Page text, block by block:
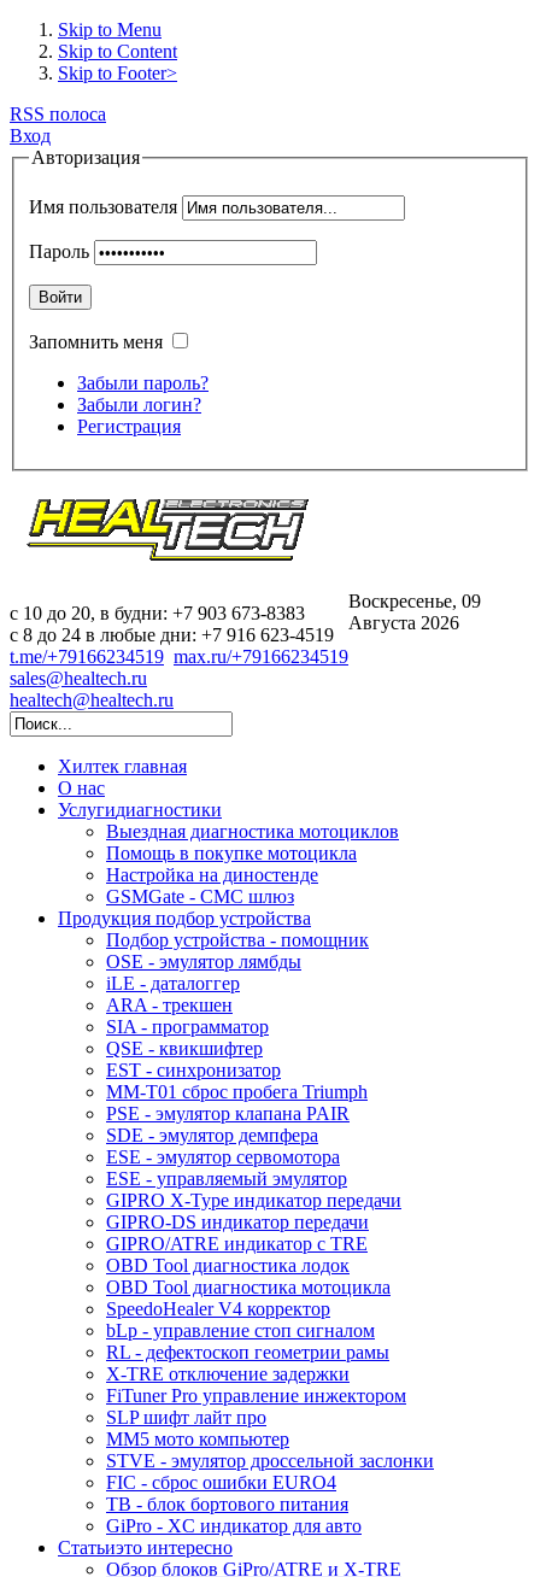
Skip to Menu
Skip to Content
Skip to Footer>
RSS полоса
Вход
Авторизация
Имя пользователя
Пароль
Войти
Запомнить меня
Забыли пароль?
Забыли логин?
Регистрация
c 10 до 20, в будни: +7 903 673-8383
с 8 до 24 в любые дни: +7 916 623-4519
t.me/+79166234519 max.ru/+79166234519
sales@healtech.ru
healtech@healtech.ru
Воскресенье, 09
Августа 2026
Хилтек главная
О нас
Услугидиагностики
Выездная диагностика мотоциклов
Помощь в покупке мотоцикла
Настройка на диностенде
GSMGate - СМС шлюз
Продукция подбор устройства
Подбор устройства - помощник
OSE - эмулятор лямбды
iLE - даталоггер
ARA - трекшен
SIA - программатор
QSE - квикшифтер
EST - синхронизатор
MM-T01 сброс пробега Triumph
PSE - эмулятор клапана PAIR
SDE - эмулятор демпфера
ESE - эмулятор сервомотора
ESE - управляемый эмулятор
GIPRO X-Type индикатор передачи
GIPRO-DS индикатор передачи
GIPRO/ATRE индикатор с TRE
OBD Tool диагностика лодок
OBD Tool диагностика мотоцикла
SpeedoHealer V4 корректор
bLp - управление стоп сигналом
RL - дефектоскоп геометрии рамы
X-TRE отключение задержки
FiTuner Pro управление инжектором
SLP шифт лайт про
MM5 мото компьютер
STVE - эмулятор дроссельной заслонки
FIC - сброс ошибки EURO4
TB - блок бортового питания
GiPro - XC индикатор для авто
Статьиэто интересно
Обзор блоков GiPro/ATRE и X-TRE